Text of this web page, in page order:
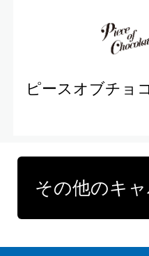
ピースオブチョ
その他のキ